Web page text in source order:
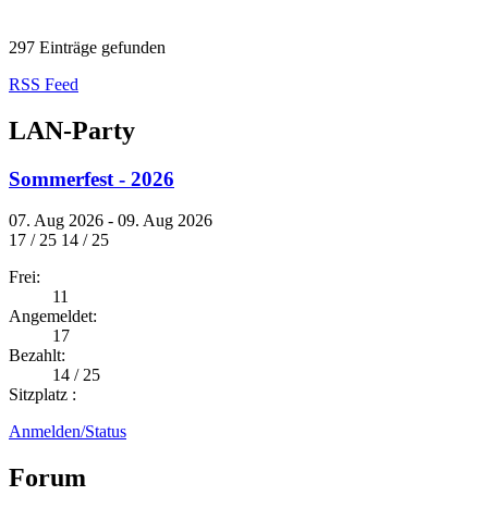
297 Einträge gefunden
RSS Feed
LAN-Party
Sommerfest - 2026
07. Aug 2026 - 09. Aug 2026
17 / 25 14 / 25
Frei:
11
Angemeldet:
17
Bezahlt:
14 / 25
Sitzplatz :
Anmelden/Status
Forum